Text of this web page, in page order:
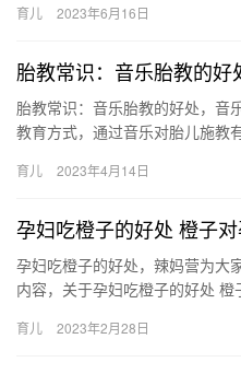
童…
育儿 2023年6月16日
胎教常识：音乐胎教的好
胎教常识：音乐胎教的好处，音
教育方式，通过音乐对胎儿施教
欢…
育儿 2023年4月14日
孕妇吃橙子的好处 橙子
孕妇吃橙子的好处，辣妈营为大
内容，关于孕妇吃橙子的好处
育儿 2023年2月28日